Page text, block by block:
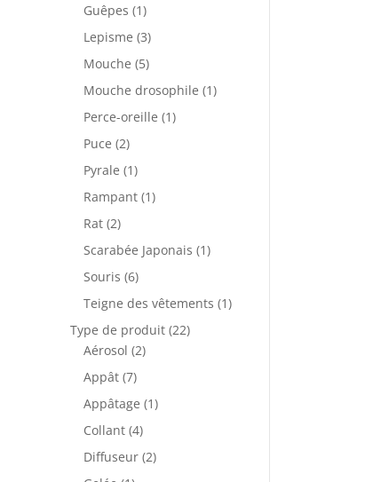
Guêpes (1)
Lepisme (3)
Mouche (5)
Mouche drosophile (1)
Perce-oreille (1)
Puce (2)
Pyrale (1)
Rampant (1)
Rat (2)
Scarabée Japonais (1)
Souris (6)
Teigne des vêtements (1)
Type de produit (22)
Aérosol (2)
Appât (7)
Appâtage (1)
Collant (4)
Diffuseur (2)